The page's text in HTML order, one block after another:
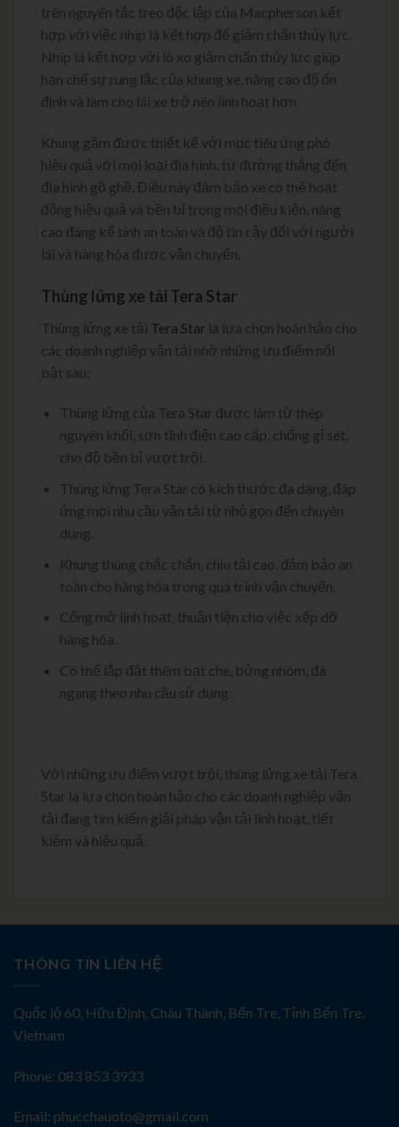
trên nguyên tắc treo độc lập của Macpherson kết
hợp với việc nhíp lá kết hợp để giảm chấn thủy lực.
Nhíp lá kết hợp với lò xo giảm chấn thủy lực giúp
hạn chế sự rung lắc của khung xe, nâng cao độ ổn
định và làm cho lái xe trở nên linh hoạt hơn
Khung gầm được thiết kế với mục tiêu ứng phó
hiệu quả với mọi loại địa hình, từ đường thẳng đến
địa hình gồ ghề. Điều này đảm bảo xe có thể hoạt
động hiệu quả và bền bỉ trong mọi điều kiện, nâng
cao đáng kể tính an toàn và độ tin cậy đối với người
lái và hàng hóa được vận chuyển.
Thùng lửng xe tải Tera Star
Thùng lửng xe tải Tera Star là lựa chọn hoàn hảo cho
các doanh nghiệp vận tải nhờ những ưu điểm nổi
bật sau:
Thùng lửng của Tera Star được làm từ thép
nguyên khối, sơn tĩnh điện cao cấp, chống gỉ sét,
cho độ bền bỉ vượt trội.
Thùng lửng Tera Star có kích thước đa dạng, đáp
ứng mọi nhu cầu vận tải từ nhỏ gọn đến chuyên
dụng.​
Khung thùng chắc chắn, chịu tải cao, đảm bảo an
toàn cho hàng hóa trong quá trình vận chuyển.
Cổng mở linh hoạt, thuận tiện cho việc xếp dỡ
hàng hóa.
Có thể lắp đặt thêm bạt che, bửng nhôm, đà
ngang theo nhu cầu sử dụng.
Với những ưu điểm vượt trội, thùng lửng xe tải Tera
Star là lựa chọn hoàn hảo cho các doanh nghiệp vận
tải đang tìm kiếm giải pháp vận tải linh hoạt, tiết
kiệm và hiệu quả.
THÔNG TIN LIÊN HỆ
Quốc lộ 60, Hữu Định, Châu Thành, Bến Tre, Tỉnh Bến Tre,
Vietnam
Phone: 083 853 3933
Email: phucchauoto@gmail.com